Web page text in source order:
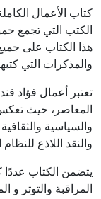
الكتب التي تجمع
هذا الكتاب على
والمذكرات التي
تعتبر أعمال فؤاد
المعاصر، حيث
والسياسية
والنقد اللاذع
يتضمن الكتاب عددًا
المراقبة والتوتر و